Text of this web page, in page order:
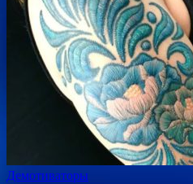
Демотиваторы